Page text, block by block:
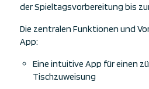
der Spieltagsvorbereitung bis
Die zentralen Funktionen und
App:
Eine intuitive App für einen
Tischzuweisung